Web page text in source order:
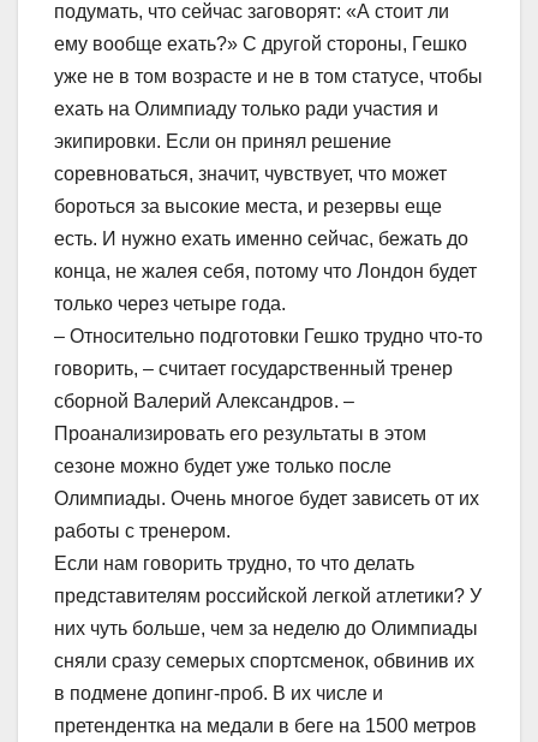
подумать, что сейчас заговорят: «А стоит ли
ему вообще ехать?» С другой стороны, Гешко
уже не в том возрасте и не в том статусе, чтобы
ехать на Олимпиаду только ради участия и
экипировки. Если он принял решение
соревноваться, значит, чувствует, что может
бороться за высокие места, и резервы еще
есть. И нужно ехать именно сейчас, бежать до
конца, не жалея себя, потому что Лондон будет
только через четыре года.
– Относительно подготовки Гешко трудно что-то
говорить, – считает государственный тренер
сборной Валерий Александров. –
Проанализировать его результаты в этом
сезоне можно будет уже только после
Олимпиады. Очень многое будет зависеть от их
работы с тренером.
Если нам говорить трудно, то что делать
представителям российской легкой атлетики? У
них чуть больше, чем за неделю до Олимпиады
сняли сразу семерых спортсменок, обвинив их
в подмене допинг-проб. В их числе и
претендентка на медали в беге на 1500 метров